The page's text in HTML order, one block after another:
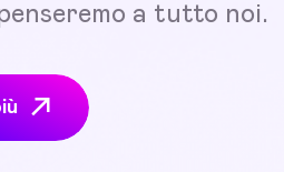
a tutto noi.